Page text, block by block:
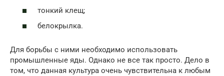
тонкий клещ;
белокрылка.
Для борьбы с ними необходимо использовать
промышленные яды. Однако не все так просто. Дело в
том, что данная культура очень чувствительна к любым